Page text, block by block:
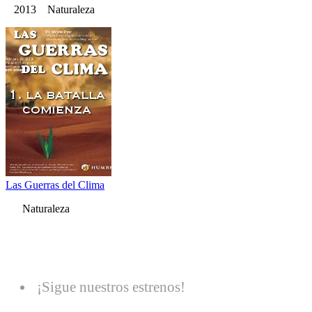
2013 Naturaleza
Las Guerras del Clima
Naturaleza
¡Sigue nuestros estrenos!